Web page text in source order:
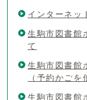
インターネッ
生駒市図書館
て
生駒市図書館
（予約かごを
生駒市図書館